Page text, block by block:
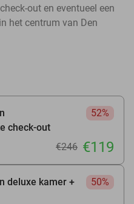
out en eventueel een
het centrum van Den
check-out
52%
€246 €119
deluxe kamer +
50%